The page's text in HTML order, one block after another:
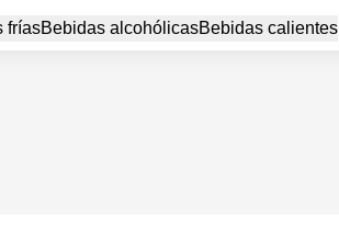
fríasBebidas alcohólicasBebidas calientes